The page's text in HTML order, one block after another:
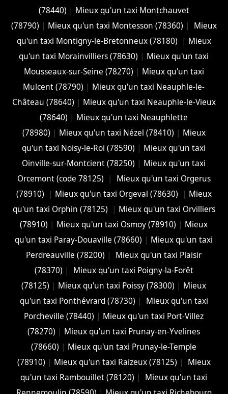
(78440) | Mieux qu'un taxi Montchauvet
(78790) | Mieux qu'un taxi Montesson (78360) |
Mieux
qu'un taxi Montigny-le-Bretonneux (78180)
| Mieux
qu'un taxi Morainvilliers (78630) | Mieux qu'un taxi
Mousseaux-sur-Seine (78270) | Mieux qu'un taxi
Mulcent (78790) | Mieux qu'un taxi Neauphle-le-
Château (78640) | Mieux qu'un taxi Neauphle-le-Vieux
(78640) | Mieux qu'un taxi Neauphlette
(78980) | Mieux qu'un taxi Nézel (78410) | Mieux
qu'un taxi Noisy-le-Roi (78590) | Mieux qu'un taxi
Oinville-sur-Montcient (78250) | Mieux qu'un taxi
Orcemont (code 78125)
|
Mieux qu'un taxi Orgerus
(78910)
| Mieux qu'un taxi Orgeval (78630) | Mieux
qu'un taxi Orphin (78125)
| Mieux qu'un taxi Orvilliers
(78910) | Mieux qu'un taxi Osmoy (78910) | Mieux
qu'un taxi Paray-Douaville (78660) | Mieux qu'un taxi
Perdreauville (78200) |
Mieux qu'un taxi Plaisir
(78370) |
Mieux qu'un taxi Poigny-la-Forêt
(78125) | Mieux qu'un taxi Poissy (78300) | Mieux
qu'un taxi Ponthévrard (78730) |
Mieux qu'un taxi
Porcheville (78440) | Mieux qu'un taxi Port-Villez
(78270) | Mieux qu'un taxi Prunay-en-Yvelines
(78660) | Mieux qu'un taxi Prunay-le-Temple
(78910) | Mieux qu'un taxi Raizeux (78125) |
Mieux
qu'un taxi Rambouillet (78120) |
Mieux qu'un taxi